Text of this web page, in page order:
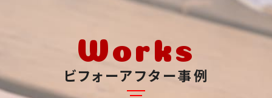
Works
ビフォーアフター事例